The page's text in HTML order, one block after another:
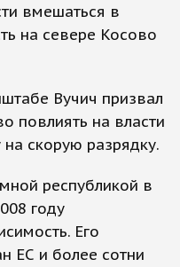
вмешаться в
на севере Косово
Вучич призвал
повлиять на власти
скорую разрядку.
республикой в
году
Его
ЕС и более сотни